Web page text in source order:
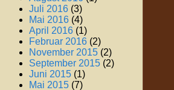
Juli 2016 (3)
Mai 2016 (4)
April 2016 (1)
Februar 2016 (2)
November 2015 (2)
September 2015 (2)
Juni 2015 (1)
Mai 2015 (7)